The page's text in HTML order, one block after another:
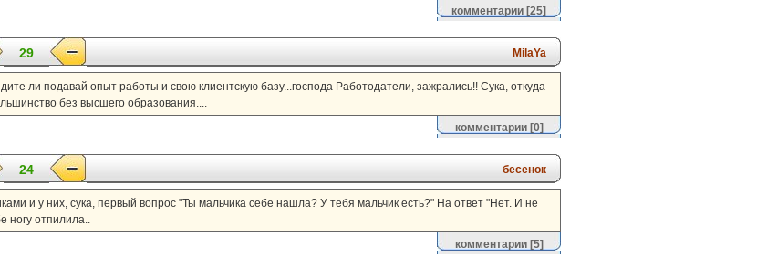
комментарии [25]
29 MilaYa
ли подавай опыт работы и свою клиентскую базу...господа Работодатели, зажрались!! Сука, откуда
без высшего образования....
комментарии[0]
24 бесенок
и у них, сука, первый вопрос "Ты мальчика себе нашла? У тебя мальчик есть?" На ответ "Нет. И не
ногу отпилила..
комментарии[5]